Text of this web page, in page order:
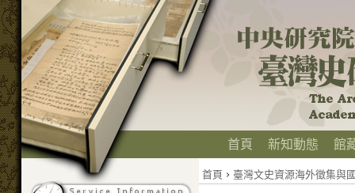
首頁 新知動態 館
首頁 › 臺灣文史資源海外徵集與